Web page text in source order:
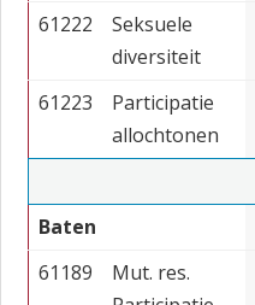
61222
Seksuele
diversiteit
61223
Participatie
allochtonen
Baten
61189
Mut. res.